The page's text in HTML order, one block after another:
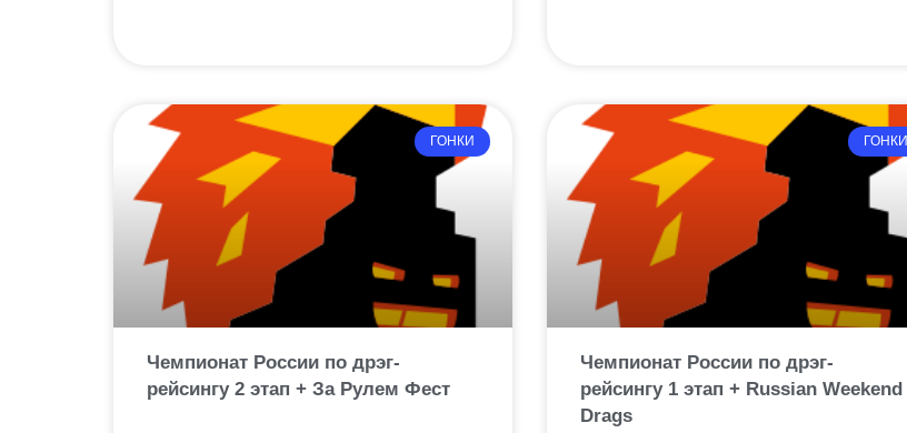
ГОНКИ
Чемпионат России по дрэг-
рейсингу 2 этап + За Рулем Фест
ГОНКИ
Чемпионат России по дрэг-
рейсингу 1 этап + Russian Weekend
Drags